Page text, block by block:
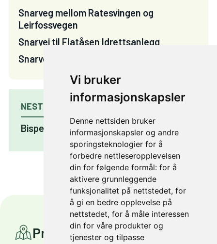
Vi bruker
informasjonskapsler
Denne nettsiden bruker
informasjonskapsler og andre
sporingsteknologier for å
forbedre nettleseropplevelsen
din for følgende formål: for å
aktivere grunnleggende
funksjonalitet på nettstedet, for
å gi en bedre opplevelse på
nettstedet, for å måle interessen
din for våre produkter og
tjenester og tilpasse
Snarveg mellom Ratesvingen og
Leirfossvegen
Snarvei til Flatåsen Idrettsanlegg
Snarvei Enromvegen på tvers
NESTE PROSJEKT
Bispehaugen skole
Prosjekter